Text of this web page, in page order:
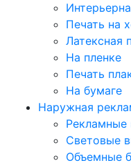
Печать на
Латексная
На пленке
Печать
На бумаге
Наружная
Рекламные
Световые
Объемные